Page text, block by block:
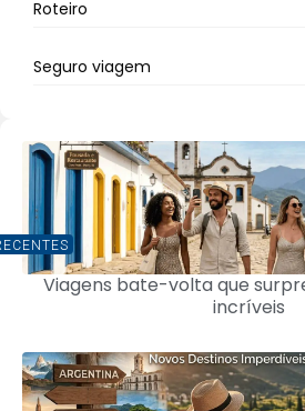
Roteiro
Seguro viagem
Viagens bate-volta que
incríveis